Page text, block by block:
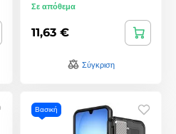
Σε απόθεμα
11,63 €
Σύγκριση
Βασική